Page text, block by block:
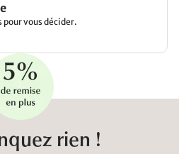
vous décider.
rien !